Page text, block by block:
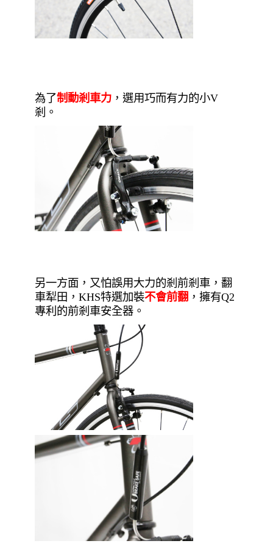
為了制動剎車力，選用巧而有力的小V
剎。
另一方面，又怕誤用大力的剎前剎車，翻
車犁田，KHS特選加裝不會前翻 ，擁有Q2
專利的前剎車安全器。